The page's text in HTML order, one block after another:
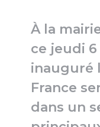
À la
ce jeudi
inauguré
France
dans un